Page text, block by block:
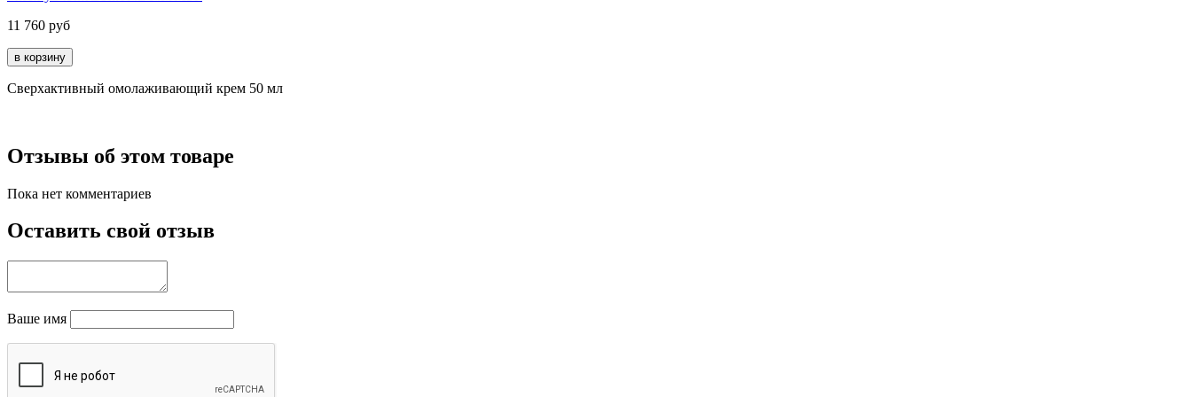
11 760 руб
Сверхактивный омолаживающий крем 50 мл
Отзывы об этом товаре
Пока нет комментариев
Оставить свой отзыв
Ваше имя